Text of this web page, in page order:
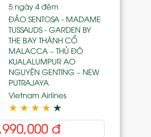
5 ngày 4 đêm
ĐẢO SENTOSA - MADAME
TUSSAUDS - GARDEN BY
THE BAY THÀNH CỔ
MALACCA – THỦ ĐÔ
KUALALUMPUR AO
NGUYÊN GENTING – NEW
PUTRAJAYA
Vietnam Airlines
★ ★ ★ ★ ★
đ